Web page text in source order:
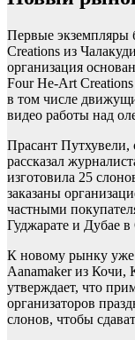
Первые экземпляры
Creations из
организация
Four He-Art
в том числе
видео работы над
Прасант Путхувели,
рассказал
изготовила 25
заказаны
частными
Гуджарате и Дубае
К новому рынку уже
Aanamaker из Кочи,
утверждает, что
организаторов
слонов, чтобы